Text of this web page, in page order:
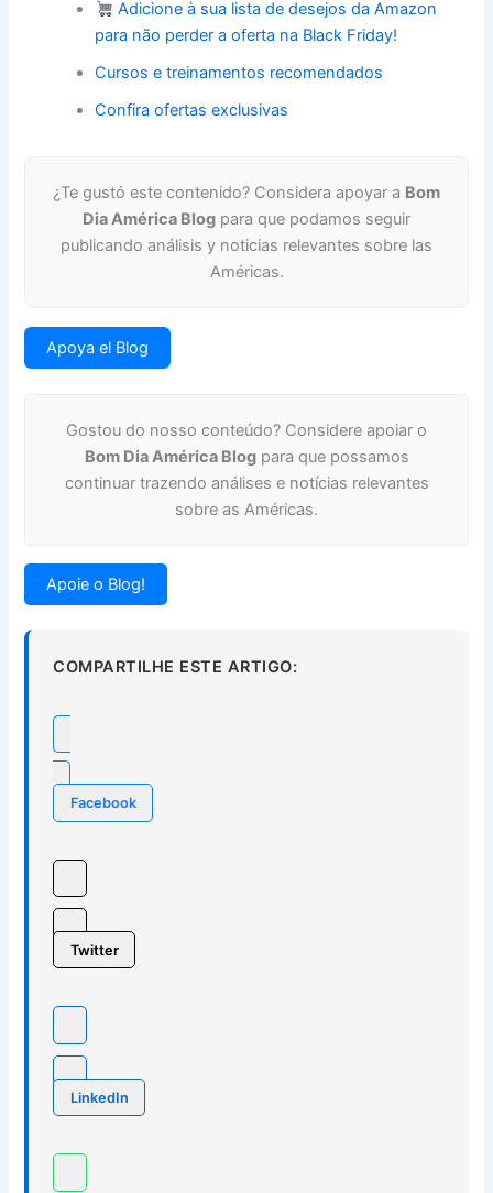
Adicione à sua lista de desejos da Amazon
para não perder a oferta na Black Friday!
Cursos e treinamentos recomendados
Confira ofertas exclusivas
¿Te gustó este contenido? Considera apoyar a Bom
Dia América Blog para que podamos seguir
publicando análisis y noticias relevantes sobre las
Américas.
Apoya el Blog
Gostou do nosso conteúdo? Considere apoiar o
Bom Dia América Blogpara que possamos
continuar trazendo análises e notícias relevantes
sobre as Américas.
Apoie o Blog!
COMPARTILHE ESTE ARTIGO:
Facebook
Twitter
LinkedIn